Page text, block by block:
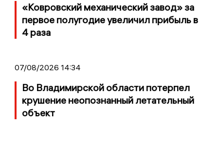
«Ковровский механический завод» за
первое полугодие увеличил прибыль в
4 раза
07/08/2026 14:34
Во Владимирской области потерпел
крушение неопознанный летательный
объект